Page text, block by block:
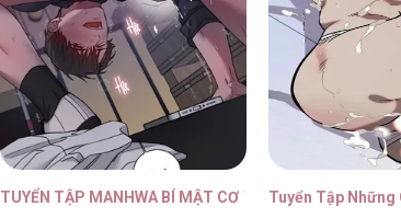
22/04/2026
22/04/2026
TUYỂN TẬP MANHWA BÍ MẬT CƠ THỂTuyển Tập Những